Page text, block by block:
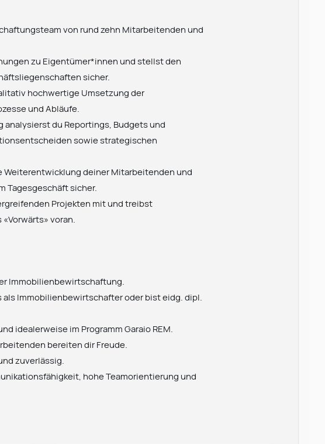
von rund zehn Mitarbeitenden und
zu Eigentümer*innen und stellst den
sicher.
hochwertige Umsetzung der
und Abläufe.
du Reportings, Budgets und
sowie strategischen
Weiterentwicklung deiner Mitarbeitenden und
Tagesgeschäft sicher.
Projekten mit und treibst
voran.
Immobilienbewirtschaftung.
Immobilienbewirtschafter oder bist eidg. dipl.
idealerweise im Programm Garaio REM.
bereiten dir Freude.
zuverlässig.
hohe Teamorientierung und